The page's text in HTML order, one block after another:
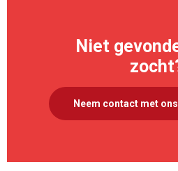
Niet
Neem contact met